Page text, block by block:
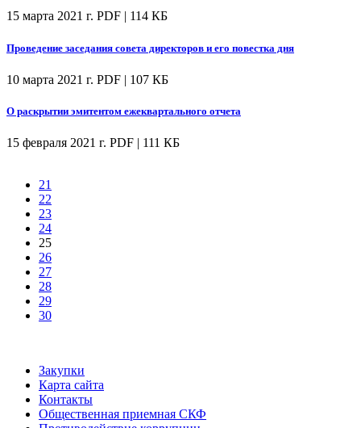
15 марта 2021 г. PDF | 114 КБ
Проведение заседания совета директоров и его повестка дня
10 марта 2021 г. PDF | 107 КБ
О раскрытии эмитентом ежеквартального отчета
15 февраля 2021 г. PDF | 111 КБ
21
22
23
24
25
26
27
28
29
30
Закупки
Карта сайта
Контакты
Общественная приемная СКФ